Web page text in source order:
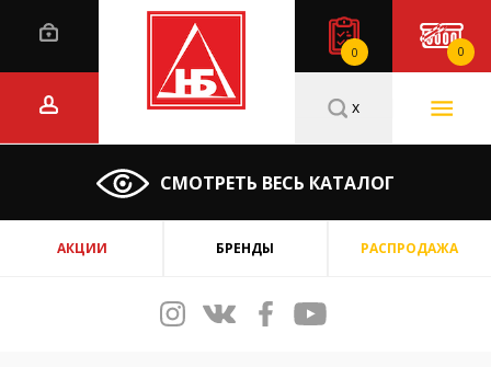
0 0
СМОТРЕТЬ ВЕСЬ КАТАЛОГ
x
АКЦИИ БРЕНДЫ РАСПРОДАЖА